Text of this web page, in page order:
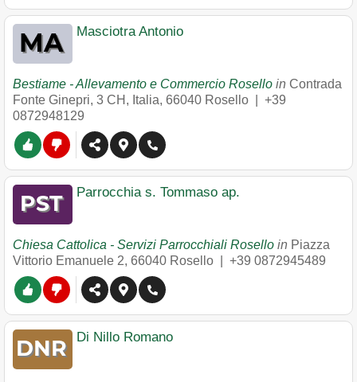
Masciotra Antonio
Bestiame - Allevamento e Commercio Rosello in Contrada
Fonte Ginepri, 3 CH, Italia, 66040 Rosello
+39
0872948129
Parrocchia s. Tommaso ap.
Chiesa Cattolica - Servizi Parrocchiali Rosello in Piazza
Vittorio Emanuele 2, 66040 Rosello +39 0872945489
Di Nillo Romano